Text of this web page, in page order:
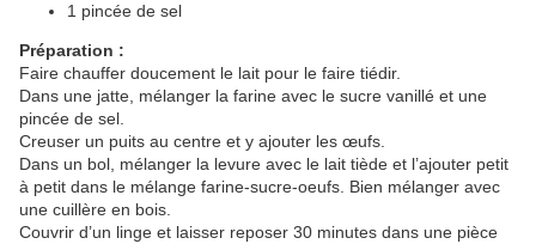
1 pincée de sel
Préparation :
Faire chauffer doucement le lait pour le faire tiédir.
Dans une jatte, mélanger la farine avec le sucre vanillé et une
pincée de sel.
Creuser un puits au centre et y ajouter les œufs.
Dans un bol, mélanger la levure avec le lait tiède et l’ajouter petit
à petit dans le mélange farine-sucre-oeufs. Bien mélanger avec
une cuillère en bois.
Couvrir d’un linge et laisser reposer 30 minutes dans une pièce